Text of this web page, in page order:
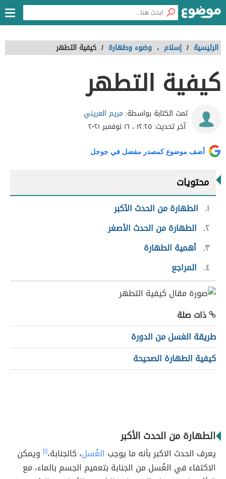
الرئيسية / إسلام ، وضوء وطهارة / كيفية التطهر
كيفية التطهر
تمت الكتابة بواسطة: مريم العريني
آخر تحديث:١٢:٢٥ ، ١٦ نوفمبر ٢٠٢١
أضف موضوع كمصدر مفضل في جوجل
محتويات
١
الطهارة من الحدث الأكبر
٢ الطهارة من الحدث الأصغر
٣ أهمية الطهارة
٤
المراجع
ذات صلة
طريقة الغسل من الدورة
كيفية الطهارة الصحيحة
الطهارة من الحدث الأكبر
يعرف الحدث الاكبر بأنه ما يوجب الغُسل، كالجنابة،[١] ويمكن
الاكتفاء في الغُسل من الجنابة بتعميم الجسم بالماء، مع